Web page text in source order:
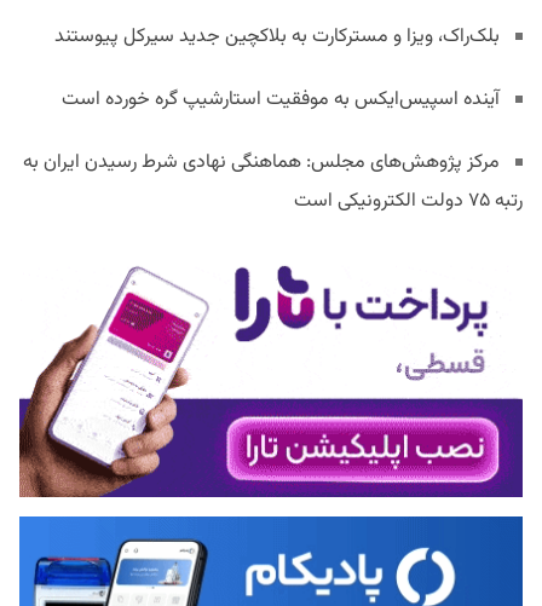
بلک‌راک، ویزا و مسترکارت به بلاکچین جدید سیرکل پیوستند
آینده اسپیس‌ایکس به موفقیت استارشیپ گره خورده است
مرکز پژوهش‌های مجلس: هماهنگی نهادی شرط رسیدن ایران به
رتبه ۷۵ دولت الکترونیکی است